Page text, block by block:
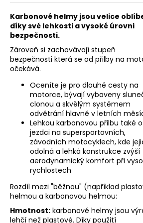
Karbonové helmy jsou velice
díky své lehkosti a vysoké úrovni
bezpečnosti.
Zároveň si zachovávají stupeň
bezpečnosti která se od přilby na
očekává.
Oceníte je pro dlouhé cesty na
motorce, bývají vybaveny
clonou a skvělým systémem
odvětrání hlavně v letních
Lehkou karbonovou přilbu také
jezdci na supersportovních,
závodních motocyklech, kde
odolná a lehká konstrukce zvýší
aerodynamický komfort při
rychlostech
Rozdíl mezi "běžnou" (například
helmou a karbonovou helmou:
Hmotnost: karbonové helmy jsou
lehčí než plastové. Díky použití
324 Kč